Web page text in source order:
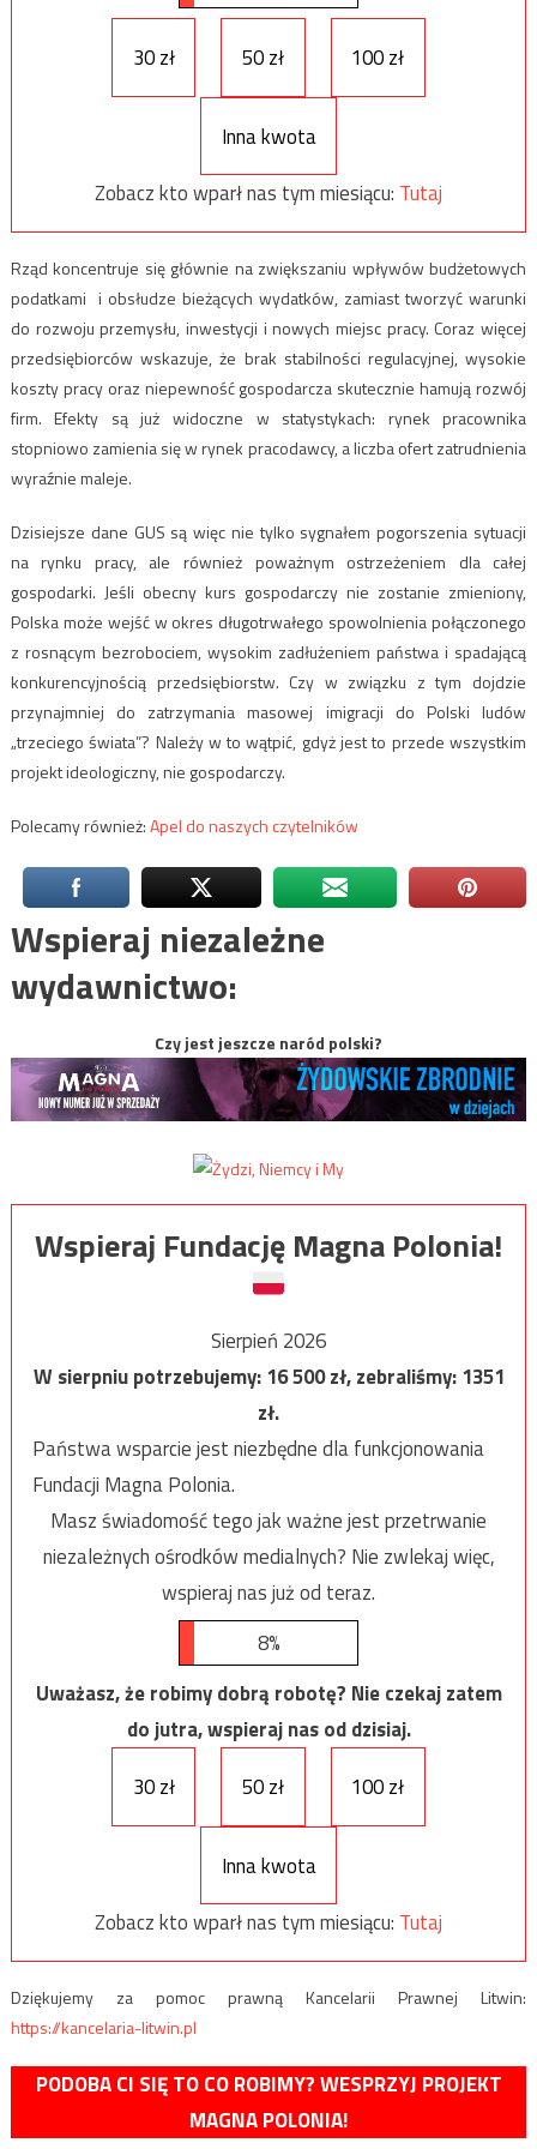
30 zł 50 zł 100 zł
Inna kwota
Zobacz kto wparł nas tym miesiącu: Tutaj
Rząd koncentruje się głównie na zwiększaniu wpływów budżetowych
podatkami i obsłudze bieżących wydatków, zamiast tworzyć warunki
do rozwoju przemysłu, inwestycji i nowych miejsc pracy. Coraz więcej
przedsiębiorców wskazuje, że brak stabilności regulacyjnej, wysokie
koszty pracy oraz niepewność gospodarcza skutecznie hamują rozwój
firm. Efekty są już widoczne w statystykach: rynek pracownika
stopniowo zamienia się w rynek pracodawcy, a liczba ofert zatrudnienia
wyraźnie maleje.
Dzisiejsze dane GUS są więc nie tylko sygnałem pogorszenia sytuacji
na rynku pracy, ale również poważnym ostrzeżeniem dla całej
gospodarki. Jeśli obecny kurs gospodarczy nie zostanie zmieniony,
Polska może wejść w okres długotrwałego spowolnienia połączonego
z rosnącym bezrobociem, wysokim zadłużeniem państwa i spadającą
konkurencyjnością przedsiębiorstw. Czy w związku z tym dojdzie
przynajmniej do zatrzymania masowej imigracji do Polski ludów
„trzeciego świata”? Należy w to wątpić, gdyż jest to przede wszystkim
projekt ideologiczny, nie gospodarczy.
Polecamy również:Apel do naszych czytelników
Wspieraj niezależne
wydawnictwo:
Czy jest jeszcze naród polski?
Wspieraj Fundację Magna Polonia!
Sierpień 2026
W sierpniu potrzebujemy:16 500zł, zebraliśmy:1351
zł.
Państwa wsparcie jest niezbędne dla funkcjonowania
Fundacji Magna Polonia.
Masz świadomość tego jak ważne jest przetrwanie
niezależnych ośrodków medialnych? Nie zwlekaj więc,
wspieraj nas już od teraz.
8%
Uważasz, że robimy dobrą robotę? Nie czekaj zatem
do jutra, wspieraj nas od dzisiaj.
30 zł
50 zł 100 zł
Inna kwota
Zobacz kto wparł nas tym miesiącu: Tutaj
Dziękujemy za pomoc prawną Kancelarii Prawnej Litwin:
https://kancelaria-litwin.pl
PODOBA CI SIĘ TO CO ROBIMY? WESPRZYJ PROJEKT
MAGNA POLONIA!